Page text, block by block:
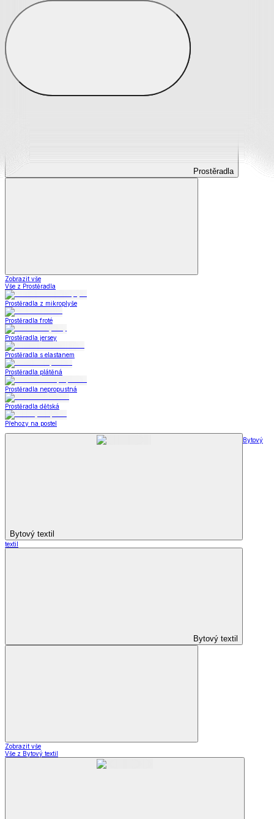
Prostěradla
Prostěradla
Zobrazit vše
Vše z Prostěradla
Prostěradla z mikroplyše
Prostěradla froté
Prostěradla jersey
Prostěradla s elastanem
Prostěradla plátěná
Prostěradla nepropustná
Prostěradla dětská
Přehozy na postel
Bytový textil
Bytový
textil
Bytový textil
Zobrazit vše
Vše z Bytový textil